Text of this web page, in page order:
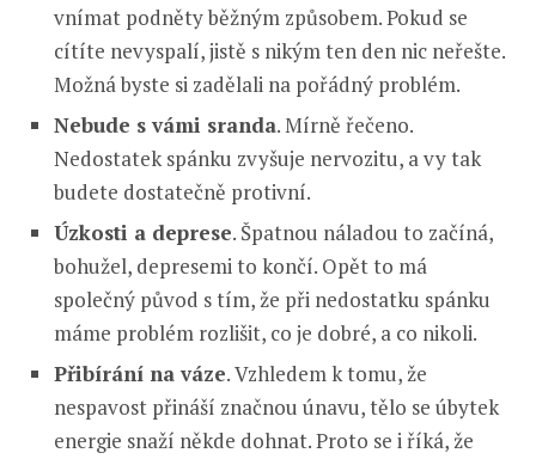
vnímat podněty běžným způsobem. Pokud se
cítíte nevyspalí, jistě s nikým ten den nic neřešte.
Možná byste si zadělali na pořádný problém.
Nebude s vámi sranda. Mírně řečeno.
Nedostatek spánku zvyšuje nervozitu, a vy tak
budete dostatečně protivní.
Úzkosti a deprese. Špatnou náladou to začíná,
bohužel, depresemi to končí. Opět to má
společný původ s tím, že při nedostatku spánku
máme problém rozlišit, co je dobré, a co nikoli.
Přibírání na váze. Vzhledem k tomu, že
nespavost přináší značnou únavu, tělo se úbytek
energie snaží někde dohnat. Proto se i říká, že